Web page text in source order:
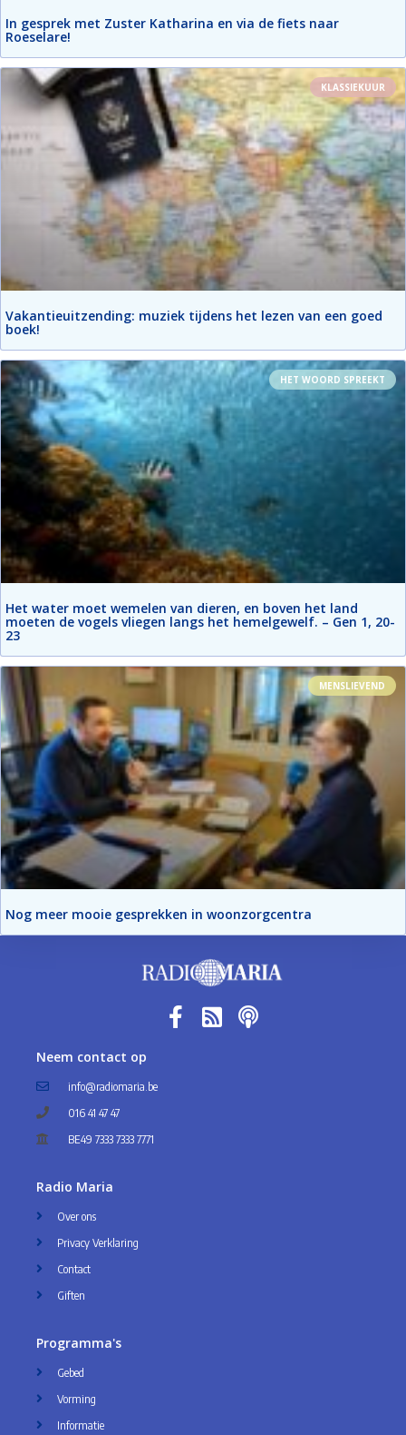
In gesprek met Zuster Katharina en via de fiets naar
Roeselare!
KLASSIEKUUR
Vakantieuitzending: muziek tijdens het lezen van een goed
boek!
HET WOORD SPREEKT
Het water moet wemelen van dieren, en boven het land
moeten de vogels vliegen langs het hemelgewelf. – Gen 1, 20-
23
MENSLIEVEND
Nog meer mooie gesprekken in woonzorgcentra
Neem contact op
info@radiomaria.be
016 41 47 47
BE49 7333 7333 7771
Radio Maria
Over ons
Privacy Verklaring
Contact
Giften
Programma's
Gebed
Vorming
Informatie